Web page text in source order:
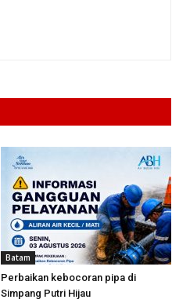
Batam
Perbaikan kebocoran pipa di
Simpang Putri Hijau